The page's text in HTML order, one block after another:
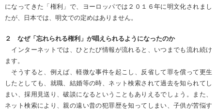
になってきた「権利」で、ヨーロッパでは２０１６年に明文化されまし
たが、日本では、明文での定めはありません。
２ なぜ「忘れられる権利」が唱えられるようになったのか
インターネットでは、ひとたび情報が流れると、いつまでも流れ続け
ます。
そうすると、例えば、軽微な事件を起こし、反省して罪を償って更生
したとしても、就職、結婚等の時、ネット検索されて過去を知られてし
まい、採用見送り、破談になるということもありえるでしょう。また、
ネット検索により、親の遠い昔の犯罪歴を知ってしまい、子供が苦悩す